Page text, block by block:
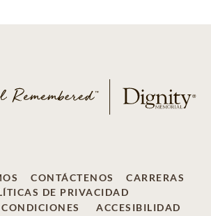
CONTÁCTENOS
CARRERAS
DE PRIVACIDAD
ACCESIBILIDAD